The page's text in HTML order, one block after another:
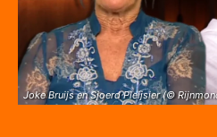
Joke Bruijs en Sjoerd Pleijsier (©